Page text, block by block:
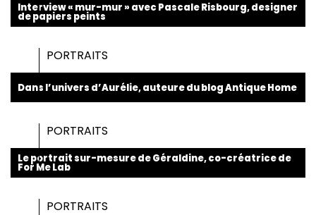
Interview « mur-mur » avec Pascale Risbourg, designer
de papiers peints
PORTRAITS
Dans l’univers d’Aurélie, auteure du blog Antique Home
PORTRAITS
Le portrait sur-mesure de Géraldine, co-créatrice de
For Me Lab
PORTRAITS